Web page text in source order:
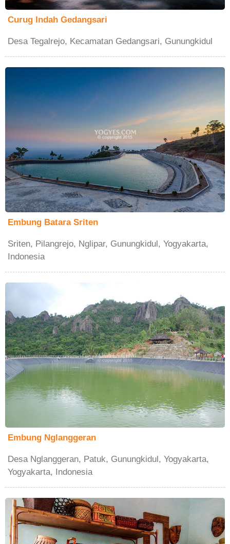
Curug Indah Gedangsari
Desa Tegalrejo, Kecamatan Gedangsari, Gunungkidul
Embung Batara Sriten
Sriten, Pilangrejo, Nglipar, Gunungkidul, Yogyakarta,
Indonesia
Embung Nglanggeran
Desa Nglanggeran, Patuk, Gunungkidul, Yogyakarta,
Yogyakarta, Indonesia